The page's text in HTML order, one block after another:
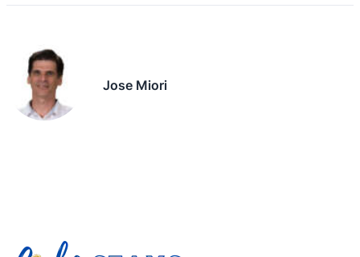
Jose Miori